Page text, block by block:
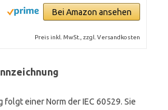
Bei Amazon ansehen
Preis inkl. MwSt., zzgl. Versandkosten
folgt einer Norm der IEC 60529. Sie